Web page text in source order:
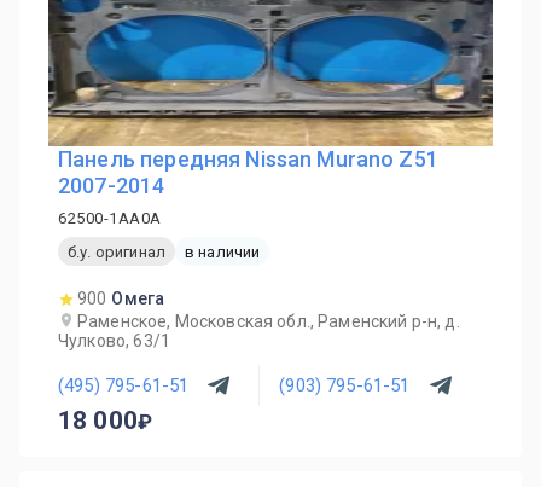
Панель передняя Nissan Murano Z51
2007-2014
62500-1AA0A
б.у. оригинал
в наличии
900 Омега
Раменское, Московская обл., Раменский р-н, д.
Чулково, 63/1
(495) 795-61-51 (903) 795-61-51
18 000